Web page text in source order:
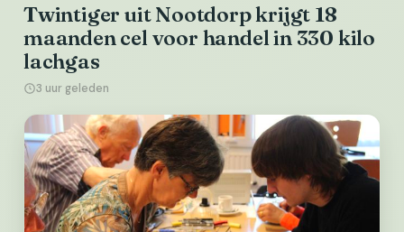
Twintiger uit Nootdorp krijgt 18
maanden cel voor handel in 330 kilo
lachgas
3 uur geleden